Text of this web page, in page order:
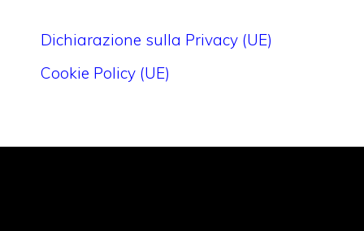
Dichiarazione sulla Privacy (UE)
Cookie Policy (UE)